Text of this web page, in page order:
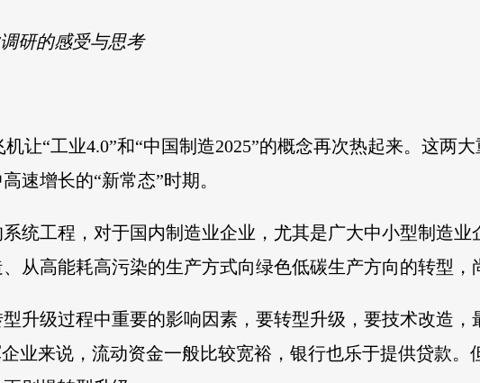
研的感受与思考
让“工业4.0”和“中国制造2025”的概念再次热起来。这两
速增长的“新常态”时期。
统工程，对于国内制造业企业，尤其是广大中小型制造
从高能耗高污染的生产方式向绿色低碳生产方向的转型，
升级过程中重要的影响因素，要转型升级，要技术改造，
业来说，流动资金一般比较宽裕，银行也乐于提供贷款